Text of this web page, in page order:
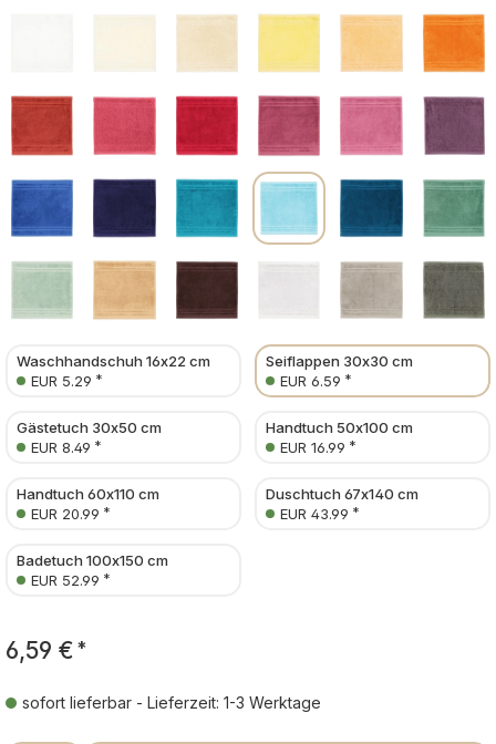
Waschhandschuh 16x22 cm
EUR 5.29 *
Seiflappen 30x30 cm
EUR 6.59 *
Gästetuch 30x50 cm
EUR 8.49 *
Handtuch 50x100 cm
EUR 16.99 *
Handtuch 60x110 cm
EUR 20.99 *
Duschtuch 67x140 cm
EUR 43.99 *
Badetuch 100x150 cm
EUR 52.99 *
6,59 € *
sofort lieferbar - Lieferzeit: 1-3 Werktage